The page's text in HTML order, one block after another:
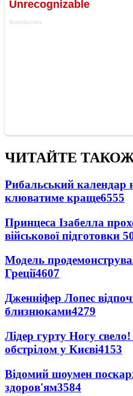
ЧИТАЙТЕ
Рибальський календар
клюватиме краще6555
Принцеса Ізабелла
військової підготовки
Модель
Греції4607
Дженніфер Лопес
близнюками4279
Лідер гурту Ногу
обстрілом у Києві4153
Відомий шоумен
здоров'ям3584